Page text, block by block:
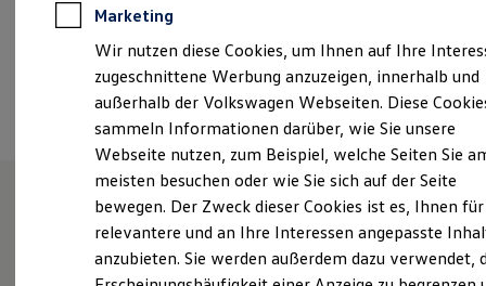
Sommer-Special
Reparatur, Pflege & Inspektion
Servicetermin anfragen
Service-Vorteile bei Volkswagen Nutzfahrzeuge
Economy Service
Räder & Reifen Service
Ersatzfahrzeuge
Notdienst und Pannenhilfe
Software, Konnektivität & Apps
California App
VW Connect für Ihren ID. Buzz
VW Connect für Ihren Transporter/Caravelle
VW Connect für Ihren Amarok
Termin vereinbaren
Unsere Leistungenim
Überblick
Marketing
Wir nutzen diese Cookies, um Ihnen auf Ihre
zugeschnittene Werbung anzuzeigen, innerhalb und
außerhalb der Volkswagen Webseiten. Diese
sammeln Informationen darüber, wie Sie unsere
Webseite nutzen, zum Beispiel, welche Seiten Sie
meisten besuchen oder wie Sie sich auf der Seite
bewegen. Der Zweck dieser Cookies ist es, Ihnen für
relevantere und an Ihre Interessen angepasste
anzubieten. Sie werden außerdem dazu verwendet,